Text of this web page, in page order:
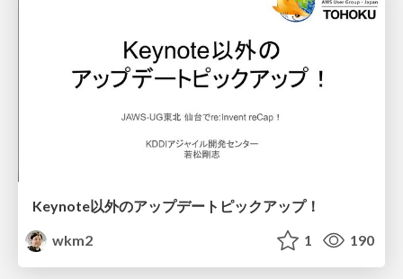
Keynote以外のアップデートピックアップ！
wkm2
1 190